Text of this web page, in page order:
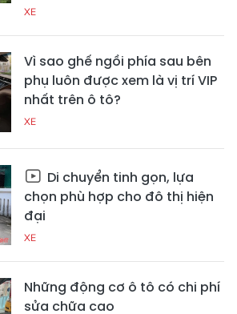
XE
Vì sao ghế ngồi phía sau bên
phụ luôn được xem là vị trí VIP
nhất trên ô tô?
XE
Di chuyển tinh gọn, lựa
chọn phù hợp cho đô thị hiện
đại
XE
Những động cơ ô tô có chi phí
sửa chữa cao